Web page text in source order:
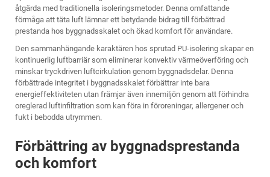
åtgärda med traditionella isoleringsmetoder. Denna omfattande
förmåga att täta luft lämnar ett betydande bidrag till förbättrad
prestanda hos byggnadsskalet och ökad komfort för användare.
Den sammanhängande karaktären hos sprutad PU-isolering skapar en
kontinuerlig luftbarriär som eliminerar konvektiv värmeöverföring och
minskar tryckdriven luftcirkulation genom byggnadsdelar. Denna
förbättrade integritet i byggnadsskalet förbättrar inte bara
energieffektiviteten utan främjar även innemiljön genom att förhindra
oreglerad luftinfiltration som kan föra in föroreningar, allergener och
fukt i bebodda utrymmen.
Förbättring av byggnadsprestanda
och komfort